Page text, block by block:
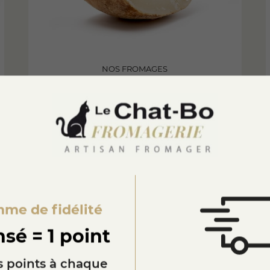
(25 avis)
NOS FROMAGES
JE DÉCOUVRE
de fidélité
= 1 point
points à chaque